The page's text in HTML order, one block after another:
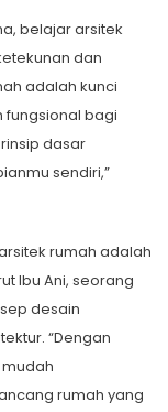
belajar arsitek
dan
adalah kunci
fungsional bagi
dasar
sendiri,”
rumah adalah
Ibu Ani, seorang
desain
“Dengan
rumah yang